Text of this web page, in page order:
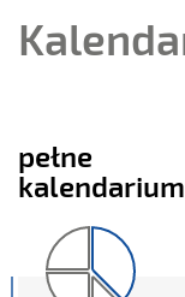
pełne
kalendarium